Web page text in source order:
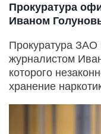
Прокуратура
Иваном
Прокуратура ЗАО
журналистом
которого
хранение